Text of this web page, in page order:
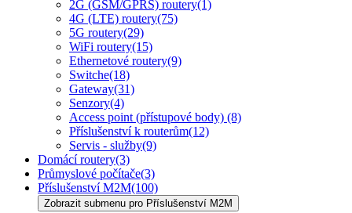
2G (GSM/GPRS) routery(1)
4G (LTE) routery(75)
5G routery(29)
WiFi routery(15)
Ethernetové routery(9)
Switche(18)
Gateway(31)
Senzory(4)
Access point (přístupové body) (8)
Příslušenství k routerům(12)
Servis - služby(9)
Domácí routery(3)
Průmyslové počítače(3)
Příslušenství M2M(100)
Zobrazit submenu pro Příslušenství M2M